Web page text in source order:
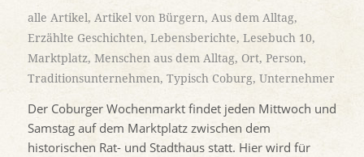
alle Artikel, Artikel von Bürgern, Aus dem Alltag,
Erzählte Geschichten, Lebensberichte, Lesebuch 10,
Marktplatz, Menschen aus dem Alltag, Ort, Person,
Traditionsunternehmen, Typisch Coburg, Unternehmer
Der Coburger Wochenmarkt findet jeden Mittwoch und
Samstag auf dem Marktplatz zwischen dem
historischen Rat- und Stadthaus statt. Hier wird für